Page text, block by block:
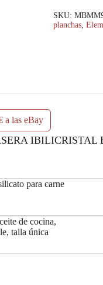
SKU:
planchas,
a las eBay
IBILICRISTAL
para carne
de cocina,
talla única